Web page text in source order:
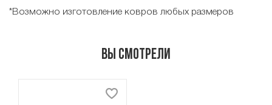
*Возможно изготовление ковров любых размеров
Вы смотрели